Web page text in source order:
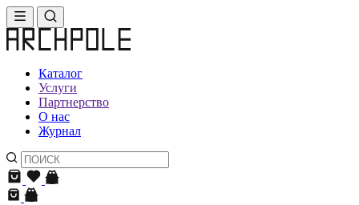
Каталог
Услуги
Партнерство
О нас
Журнал